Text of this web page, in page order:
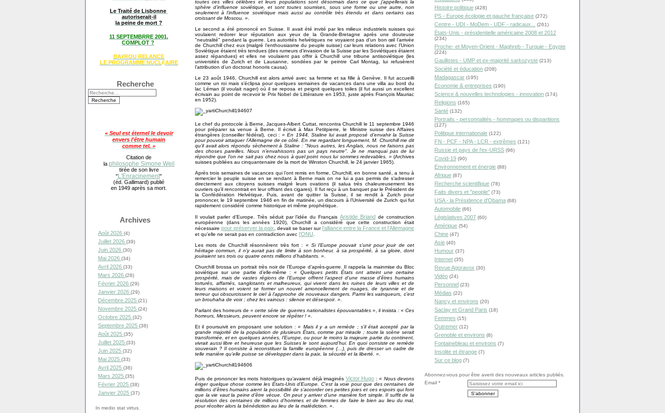
Le Traité de Lisbonne
autoriserait-il
la peine de mort ?
11 SEPTEMBRRE 2001,
COMPLOT ?
BAYROU RELANCE
LE PROGRAMME NUCLÉAIRE
Recherche
« Seul est éternel le devoir
envers l'être humain
comme tel. »
Citation de
la philosophe Simone Weil
tirée de son livre
"L'Enracinement"
(éd. Gallimard) publié
en 1949 après sa mort.
Archives
Août 2026 (4)
Juillet 2026 (39)
Juin 2026 (30)
Mai 2026 (34)
Avril 2026 (33)
Mars 2026 (28)
Février 2026 (29)
Janvier 2026 (29)
Décembre 2025 (21)
Novembre 2025 (24)
Octobre 2025 (32)
Septembre 2025 (38)
Août 2025 (35)
Juillet 2025 (33)
Juin 2025 (32)
Mai 2025 (33)
Avril 2025 (36)
Mars 2025 (35)
Février 2025 (38)
Janvier 2025 (37)
In medio stat virtus.
toutes ces villes célèbres et leurs populations sont désormais dans ce que j’appellerais la
sphère d’influence soviétique, et sont toutes soumises, sous une forme ou une autre, non
seulement à l’influence soviétique mais aussi au contrôle très étendu et dans certains cas
croissant de Moscou. »
Le second a été prononcé en Suisse. Il avait été invité par les milieux industriels suisses qui
voulaient redorer leur réputation aux yeux de la Grande-Bretagne après une douteuse
"neutralité" pendant la guerre. Les autorités helvétiques ne voyaient pas d’un bon œil l’arrivée
de Churchill chez eux (malgré l’enthousiasme du peuple suisse) car leurs relations avec l’Union
Soviétique étaient très tendues (des rumeurs d’invasion de la Suisse par les Soviétiques étaient
assez répandues) et elles ne voulaient pas offrir à Churchill une tribune antisoviétique (les
universités de Zurich et de Lausanne, sondées par le peintre Carl Montag, lui refusèrent
l’attribution d’un doctorat honoris causa).
Le 23 août 1946, Churchill est alors arrivé avec sa femme et sa fille à Genève. Il fut accueilli
comme un roi mais s’éclipsa pour quelques semaines de vacances dans une villa au bord du
lac Léman (il voulait nager) où il se reposa et peignit quelques toiles (il fut aussi un excellent
écrivain au point de recevoir le Prix Nobel de Littérature en 1953, juste après François Mauriac
en 1952).
Le chef du protocole à Berne, Jacques-Albert Cuttat, rencontra Churchill le 11 septembre 1946
pour préparer sa venue à Berne. Il écrivit à Max Petitpierre, le Ministre suisse des Affaires
étrangères (conseiller fédéral), ceci :« En 1944, Staline lui avait proposé d’envahir la Suisse
pour pouvoir attaquer l’Allemagne de ce côté. En me regardant longuement, M. Churchill me dit
qu’il avait alors répondu sèchement à Staline : "Nous autres, les Anglais, nous ne faisons pas
des choses pareilles. Nous n’envahissons pas un pays neutre". Je ne manquai pas de lui
répondre que l’on ne sait pas chez nous à quel point nous lui sommes redevables. » (Archives
suisses publiées au cinquantenaire de la mort de Winston Churchill, le 24 janvier 1965).
Après trois semaines de vacances qui l’ont remis en forme, Churchill, en bonne santé, a tenu à
remercier le peuple suisse en se rendant à Berne mais on ne lui a pas permis de s’adresser
directement aux citoyens suisses malgré leurs ovations (il salua très chaleureusement les
ouvriers qu’il rencontrait en leur offrant des cigares). Il fut reçu à un banquet par le Président de
la Confédération Helvétique. Puis, avant de quitter la Suisse, il se rendit à Zurich pour
prononcer, le 19 septembre 1946 en fin de matinée, un discours à l’Université de Zurich qui fut
rapidement considéré comme historique et même prophétique.
Il voulait parler d’Europe. Très séduit par l’idée du FrançaisAristide Briand de construction
européenne (dans les années 1920), Churchill a considéré que cette construction était
nécessaire pour préserver la paix , devait se baser surl’alliance entre la France et l’Allemagne
et qu’elle ne serait pas en contradiction avec l’ONU
Les mots de Churchill résonnèrent très fort : « Si l’Europe pouvait s’unir pour jouir de cet
héritage commun, il n’y aurait pas de limite à son bonheur, à sa prospérité, à sa gloire, dont
jouiraient ses trois ou quatre cents millions d’habitants. »
Churchill brossa un portrait très noir de l’Europe d’après-guerre. Il rappela la mainmise du Bloc
soviétique sur une partie d’elle-même :« Quelques petits États ont atteint une certaine
prospérité, mais de vastes régions de l’Europe offrent l’aspect d’une masse d’êtres humains
torturés, affamés, sanglotants et malheureux, qui vivent dans les ruines de leurs villes et de
leurs maisons et voient se former un nouvel amoncellement de nuages, de tyrannie et de
terreur qui obscurcissent le ciel à l’approche de nouveaux dangers. Parmi les vainqueurs, c’est
un brouhaha de voix ; chez les vaincus : silence et désespoir. »
Parlant des horreurs de« cette série de guerres nationalistes épouvantables » , il insista : « Ces
horreurs, Messieurs, peuvent encore se répéter ! »
Et il poursuivit en proposant une solution :« Mais il y a un remède ; s’il était accepté par la
grande majorité de la population de plusieurs États, comme par miracle ; toute la scène serait
transformée, et en quelques années, l’Europe, ou pour le moins la majeure partie du continent,
vivrait aussi libre et heureuse que les Suisses le sont aujourd’hui. En quoi consiste ce remède
souverain ? Il consiste à reconstituer la famille européenne (…), puis de dresser un cadre de
telle manière qu’elle puisse se développer dans la paix, la sécurité et la liberté. »
Puis de prononcer les mots historiques qu’avaient déjà imaginés Victor Hugo : « Nous devons
ériger quelque chose comme les États-Unis d’Europe. C’est la voie pour que des centaines de
millions d’êtres humains aient la possibilité de s’accorder ces petites joies et ces espoirs qui font
que la vie vaut la peine d’être vécue. On peut y arriver d’une manière fort simple. Il suffit de la
résolution des centaines de millions d’hommes et de femmes de faire le bien au lieu du mal,
pour récolter alors la bénédiction au lieu de la malédiction. »
Histoire politique (428)
PS - Europe écologie et gauche française (272)
Centre - UDI - MoDem - UDF - radicaux... (261)
États-Unis - présidentielle américaine 2008 et 2012
(234)
Proche- et Moyen-Orient - Maghreb - Turquie - Egypte
(224)
Gaullistes - UMP et ex-majorité sarkozyste (213)
Société et éducation (208)
Madagascar (195)
Économie & entreprises (190)
Science & nouvelles technologies - innovation (174)
Religions (165)
Santé (132)
Portraits - personnalités - hommages ou disparitions
(127)
Politique internationale (122)
FN - PCF - NPA - LCR - extrêmes (121)
Russie et pays de l'ex-URSS (96)
Covid-19 (90)
Environnement et énergie (88)
Afrique (87)
Recherche scientifique (78)
Faits divers et "people" (73)
USA - la Présidence d'Obama (68)
Automobile (66)
Législatives 2007 (60)
Amérique (54)
Chine (47)
Asie (40)
Humour (37)
Internet (35)
Revue Agoravox (30)
Vidéo (24)
Personnel (23)
Médias (22)
Nancy et environs (20)
Saclay et Grand Paris (18)
Femmes (15)
Outremer (12)
Grenoble et environs (8)
Fontainebleau et environs (7)
Insolite et étrange (7)
Sur ce blog (7)
Abonnez-vous pour être averti des nouveaux articles publiés.
Email